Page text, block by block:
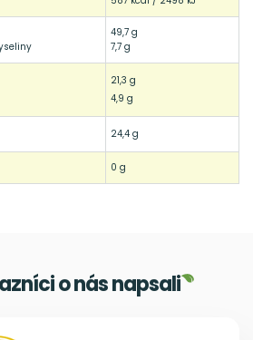
49,7 g
7,7 g
21,3 g
4,9 g
24,4 g
0 g
o nás napsali